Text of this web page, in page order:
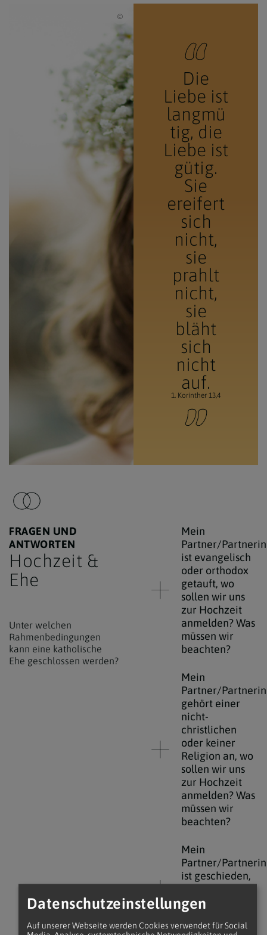
Die
Liebe ist
langmü
tig, die
Liebe ist
gütig.
Sie
ereifert
sich
nicht,
sie
prahlt
nicht,
sie
bläht
sich
nicht
auf.
1. Korinther 13,4
FRAGEN UND
ANTWORTEN
Hochzeit &
Ehe
Unter welchen
Rahmenbedingungen
kann eine katholische
Ehe geschlossen werden?
Mein
Partner/Partnerin
ist evangelisch
oder orthodox
getauft, wo
sollen wir uns
zur Hochzeit
anmelden? Was
müssen wir
beachten?
Mein
Partner/Partnerin
gehört einer
nicht-
christlichen
oder keiner
Religion an, wo
sollen wir uns
zur Hochzeit
anmelden? Was
müssen wir
beachten?
Mein
Partner/Partnerin
ist geschieden,
trotzdem
kirchlich
heiraten?
Datenschutzeinstellungen
Auf unserer Webseite werden Cookies verwendet für Social